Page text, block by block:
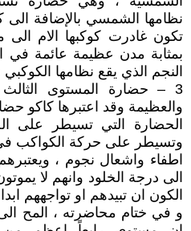
نظامها الشمسي بالإضافة الى
تكون غادرت كوكبها الام
بمثابة مدن عظيمة عائمة في
النجم الذي يقع نظامها
3 – حضارة المستوى
والعظيمة وقد اعتبرها كاكو
الحضارة التي تسيطر على
وتسيطر على حركة الكواكب في
اطفاء واشعال نجوم ،
الى درجة الخلود وانهم لا
الكون ان تبيدهم او تواجههم
و في ختام محاضرته ، المح